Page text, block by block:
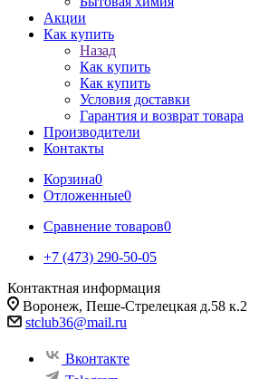
Акции
Как купить
Назад
Как купить
Как купить
Условия доставки
Гарантия и возврат товара
Производители
Контакты
Корзина0
Отложенные0
Сравнение товаров0
+7 (473) 290-50-05
Контактная информация
Воронеж, Пеше-Стрелецкая д.58 к.2
stclub36@mail.ru
Вконтакте